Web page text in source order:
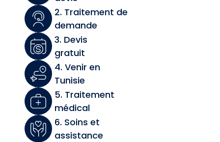
2. Traitement de
demande
3. Devis
gratuit
4. Venir en
Tunisie
5. Traitement
médical
6. Soins et
assistance